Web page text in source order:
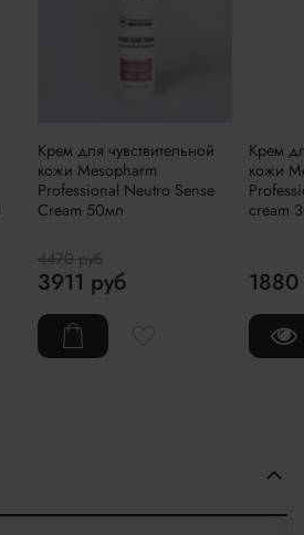
Крем для чувствительной
кожи Mesopharm
Professional Neutro Sense
Cream 50мл
4470 руб
3911 руб
Крем
кожи
cream